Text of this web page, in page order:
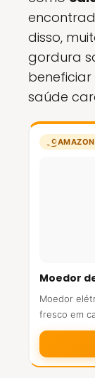
disso,
gordura
saúde
AMAZON
Moedor
Moedor
fresco em